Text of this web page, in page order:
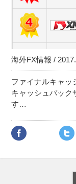
海外FX情報 /
ファイナルキャッ
キャッシュバック
す…